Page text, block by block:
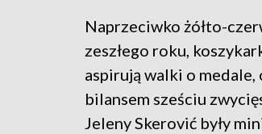
Naprzeciwko żółto-
zeszłego roku,
aspirują walki o
bilansem sześciu
Jeleny Skerović były